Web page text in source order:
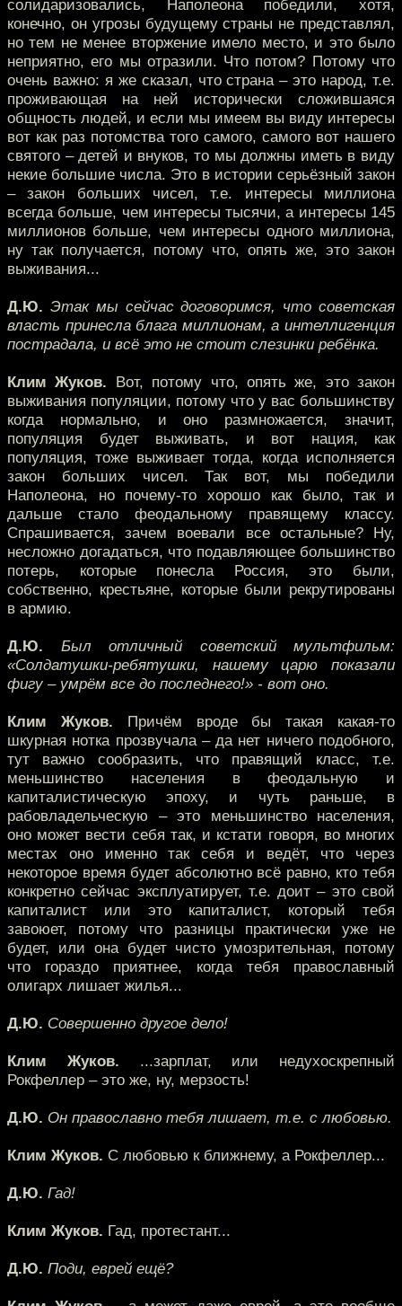
солидаризовались, Наполеона победили, хотя,
конечно, он угрозы будущему страны не представлял,
но тем не менее вторжение имело место, и это было
неприятно, его мы отразили. Что потом? Потому что
очень важно: я же сказал, что страна – это народ, т.е.
проживающая на ней исторически сложившаяся
общность людей, и если мы имеем вы виду интересы
вот как раз потомства того самого, самого вот нашего
святого – детей и внуков, то мы должны иметь в виду
некие большие числа. Это в истории серьёзный закон
– закон больших чисел, т.е. интересы миллиона
всегда больше, чем интересы тысячи, а интересы 145
миллионов больше, чем интересы одного миллиона,
ну так получается, потому что, опять же, это закон
выживания...
Д.Ю. Этак мы сейчас договоримся, что советская
власть принесла блага миллионам, а интеллигенция
пострадала, и всё это не стоит слезинки ребёнка.
Клим Жуков. Вот, потому что, опять же, это закон
выживания популяции, потому что у вас большинству
когда нормально, и оно размножается, значит,
популяция будет выживать, и вот нация, как
популяция, тоже выживает тогда, когда исполняется
закон больших чисел. Так вот, мы победили
Наполеона, но почему-то хорошо как было, так и
дальше стало феодальному правящему классу.
Спрашивается, зачем воевали все остальные? Ну,
несложно догадаться, что подавляющее большинство
потерь, которые понесла Россия, это были,
собственно, крестьяне, которые были рекрутированы
в армию.
Д.Ю. Был отличный советский мультфильм:
«Солдатушки-ребятушки, нашему царю показали
фигу – умрём все до последнего!» - вот оно.
Клим Жуков. Причём вроде бы такая какая-то
шкурная нотка прозвучала – да нет ничего подобного,
тут важно сообразить, что правящий класс, т.е.
меньшинство населения в феодальную и
капиталистическую эпоху, и чуть раньше, в
рабовладельческую – это меньшинство населения,
оно может вести себя так, и кстати говоря, во многих
местах оно именно так себя и ведёт, что через
некоторое время будет абсолютно всё равно, кто тебя
конкретно сейчас эксплуатирует, т.е. доит – это свой
капиталист или это капиталист, который тебя
завоюет, потому что разницы практически уже не
будет, или она будет чисто умозрительная, потому
что гораздо приятнее, когда тебя православный
олигарх лишает жилья...
Д.Ю. Совершенно другое дело!
Клим Жуков. ...зарплат, или недухоскрепный
Рокфеллер – это же, ну, мерзость!
Д.Ю. Он православно тебя лишает, т.е. с любовью.
Клим Жуков. С любовью к ближнему, а Рокфеллер...
Д.Ю. Гад!
Клим Жуков. Гад, протестант...
Д.Ю. Поди, еврей ещё?